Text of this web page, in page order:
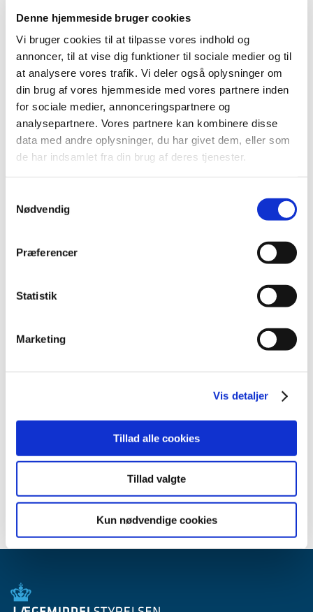
Denne hjemmeside bruger cookies
Vi bruger cookies til at tilpasse vores indhold og
annoncer, til at vise dig funktioner til sociale medier og til
at analysere vores trafik. Vi deler også oplysninger om
din brug af vores hjemmeside med vores partnere inden
for sociale medier, annonceringspartnere og
analysepartnere. Vores partnere kan kombinere disse
data med andre oplysninger, du har givet dem, eller som
de har indsamlet fra din brug af deres tjenester.
Nødvendig
Præferencer
Statistik
Marketing
Vis detaljer
Tillad alle cookies
Tillad valgte
Kun nødvendige cookies
2020 (263)
2018 (150)
2017 (167)
2016 (167)
2015 (33)
december (4)
november (4)
oktober (2)
juni (9)
marts (2)
januar (3)
2011 (13)